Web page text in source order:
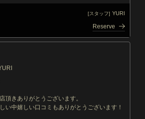
[スタッフ] YURI
Reserve
頂きありがとうございます。
い中嬉しい口コミもありがとうございます！